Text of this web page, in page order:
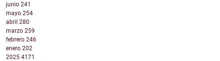
junio 241
mayo 254
abril 280
marzo 259
febrero 246
enero 202
2025 4171